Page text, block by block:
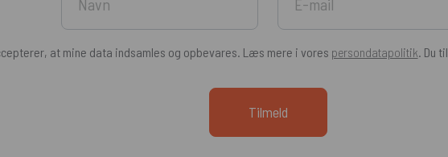
at mine data indsamles og opbevares. Læs mere i vores persondatapolitik. Du